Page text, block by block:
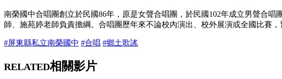
南榮國中合唱團創立於民國86年，原是女聲合唱團，於民國102年成立男聲合
師、施苑婷老師負責擔綱。合唱團歷年來不論校內演出、校外展演或全國比賽，
#屏東縣私立南榮國中 #合唱 #鄉土歌謠
RELATED相關影片